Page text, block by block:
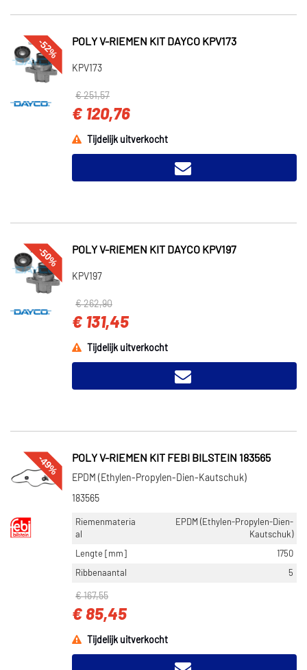
-52% POLY V-RIEMEN KIT DAYCO KPV173
KPV173
€ 251,57
€ 120,76
Tijdelijk uitverkocht
-50% POLY V-RIEMEN KIT DAYCO KPV197
KPV197
€ 262,90
€ 131,45
Tijdelijk uitverkocht
-49% POLY V-RIEMEN KIT FEBI BILSTEIN 183565
EPDM (Ethylen-Propylen-Dien-Kautschuk)
183565
Riemenmateria
al
EPDM (Ethylen-Propylen-Dien-
Kautschuk)
Lengte [mm]
1750
Ribbenaantal
5
€ 167,55
€ 85,45
Tijdelijk uitverkocht